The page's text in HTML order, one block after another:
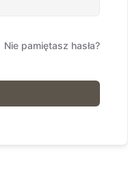
Nie pamiętasz hasła?